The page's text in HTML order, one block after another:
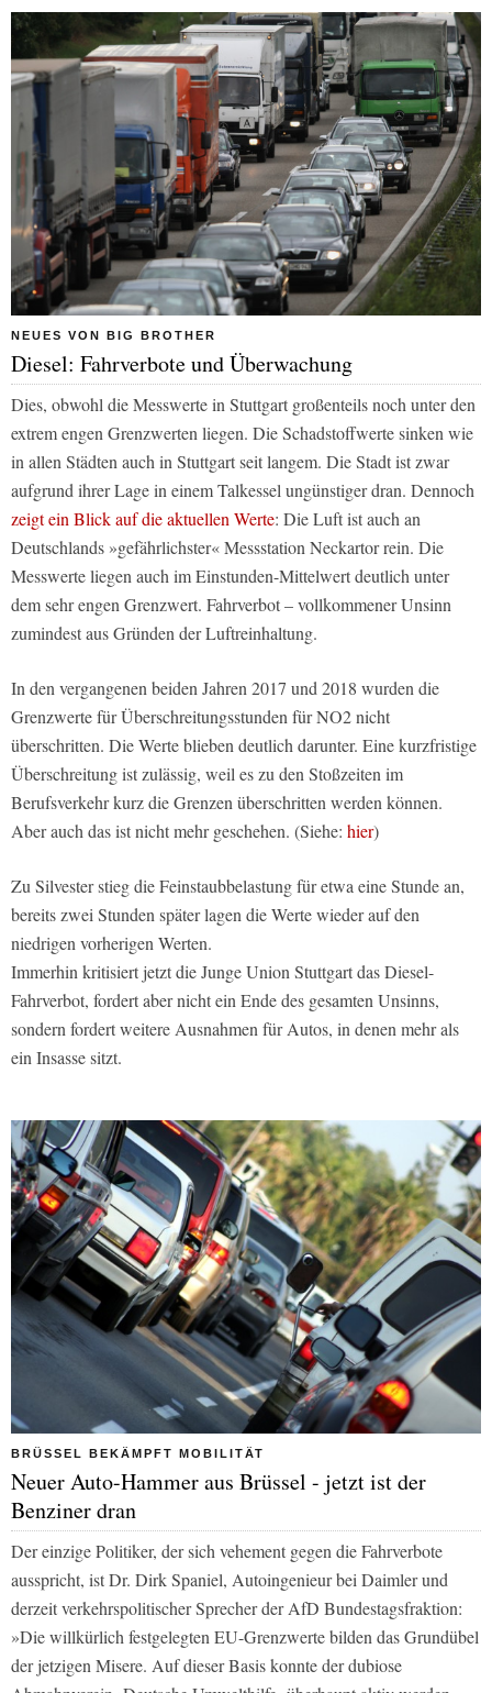
NEUES VON BIG BROTHER
Diesel: Fahrverbote und Überwachung
Dies, obwohl die Messwerte in Stuttgart großenteils noch unter den
extrem engen Grenzwerten liegen. Die Schadstoffwerte sinken wie
in allen Städten auch in Stuttgart seit langem. Die Stadt ist zwar
aufgrund ihrer Lage in einem Talkessel ungünstiger dran. Dennoch
zeigt ein Blick auf die aktuellen Werte: Die Luft ist auch an
Deutschlands »gefährlichster« Messstation Neckartor rein. Die
Messwerte liegen auch im Einstunden-Mittelwert deutlich unter
dem sehr engen Grenzwert. Fahrverbot – vollkommener Unsinn
zumindest aus Gründen der Luftreinhaltung.
In den vergangenen beiden Jahren 2017 und 2018 wurden die
Grenzwerte für Überschreitungsstunden für NO2 nicht
überschritten. Die Werte blieben deutlich darunter. Eine kurzfristige
Überschreitung ist zulässig, weil es zu den Stoßzeiten im
Berufsverkehr kurz die Grenzen überschritten werden können.
Aber auch das ist nicht mehr geschehen. (Siehe: hier)
Zu Silvester stieg die Feinstaubbelastung für etwa eine Stunde an,
bereits zwei Stunden später lagen die Werte wieder auf den
niedrigen vorherigen Werten.
Immerhin kritisiert jetzt die Junge Union Stuttgart das Diesel-
Fahrverbot, fordert aber nicht ein Ende des gesamten Unsinns,
sondern fordert weitere Ausnahmen für Autos, in denen mehr als
ein Insasse sitzt.
BRÜSSEL BEKÄMPFT MOBILITÄT
Neuer Auto-Hammer aus Brüssel - jetzt ist der
Benziner dran
Der einzige Politiker, der sich vehement gegen die Fahrverbote
ausspricht, ist Dr. Dirk Spaniel, Autoingenieur bei Daimler und
derzeit verkehrspolitischer Sprecher der AfD Bundestagsfraktion:
»Die willkürlich festgelegten EU-Grenzwerte bilden das Grundübel
der jetzigen Misere. Auf dieser Basis konnte der dubiose